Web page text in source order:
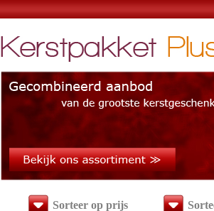
Sorteer op prijs